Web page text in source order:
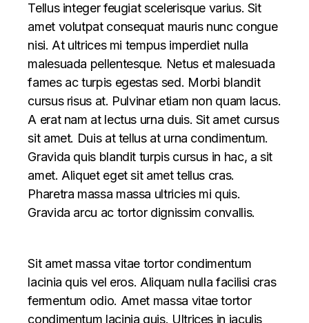
Tellus integer feugiat scelerisque varius. Sit
amet volutpat consequat mauris nunc congue
nisi. At ultrices mi tempus imperdiet nulla
malesuada pellentesque. Netus et malesuada
fames ac turpis egestas sed. Morbi blandit
cursus risus at. Pulvinar etiam non quam lacus.
A erat nam at lectus urna duis. Sit amet cursus
sit amet. Duis at tellus at urna condimentum.
Gravida quis blandit turpis cursus in hac, a sit
amet. Aliquet eget sit amet tellus cras.
Pharetra massa massa ultricies mi quis.
Gravida arcu ac tortor dignissim convallis.
Sit amet massa vitae tortor condimentum
lacinia quis vel eros. Aliquam nulla facilisi cras
fermentum odio. Amet massa vitae tortor
condimentum lacinia quis. Ultrices in iaculis